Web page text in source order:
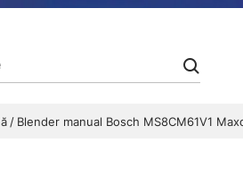
Blender manual Bosch MS8CM61V1